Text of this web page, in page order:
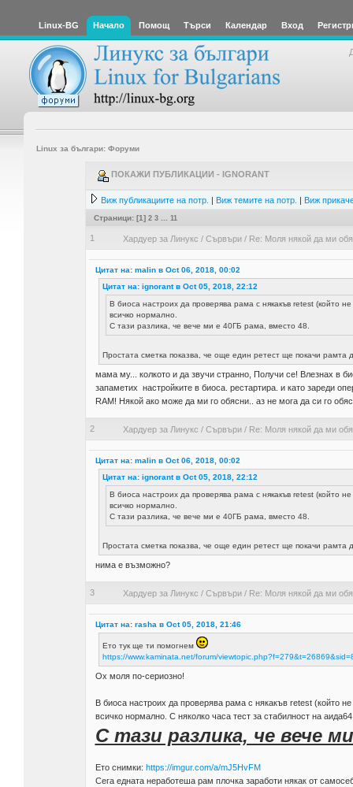
Linux-BG Начало Помощ Търси Календар Вход
Linux за българи: Форуми
ПОКАЖИ ПУБЛИКАЦИИ - IGNORANT
Виж публикациите на потр. | Виж темите на потр. | Виж
Страници: [1] 2 3 11
1 Хардуер за Линукс / Сървъри/ Re: Моля някой да ми
Цитат на: malin в Oct 06, 2018, 00:02
Цитат на: ignorant в Oct 05, 2018, 22:12
В биоса настроих да проверява рама с някакъв retest (който
всичко нормално.
С тази разлика, че вече ми е 40ГБ рама, вместо 48.
Простата сметка показва, че още един ретест ще покачи рамта
мама му... колкото и да звучи странно, Получи се! Влезнах в
запаметих настройките в биоса. рестартира. и като зареди
RAM! Някой ако може да ми го обясни.. аз не мога да си го
2 Хардуер за Линукс / Сървъри/ Re: Моля някой да ми
Цитат на: malin в Oct 06, 2018, 00:02
Цитат на: ignorant в Oct 05, 2018, 22:12
В биоса настроих да проверява рама с някакъв retest (който
всичко нормално.
С тази разлика, че вече ми е 40ГБ рама, вместо 48.
Простата сметка показва, че още един ретест ще покачи рамта
нима е възможно?
3 Хардуер за Линукс / Сървъри/ Re: Моля някой да ми
Цитат на: rasha в Oct 05, 2018, 21:46
Ето тук ще ти помогнем
https://www.kaminata.net/forum/
Ох моля по-сериозно!
В биоса настроих да проверява рама с някакъв retest (който
всичко нормално. С няколко часа тест за стабилност на
С тази разлика, че вече
Ето снимки: https://imgur.com/a/mJ5HvFM
Сега едната неработеша рам плочка заработи някак от